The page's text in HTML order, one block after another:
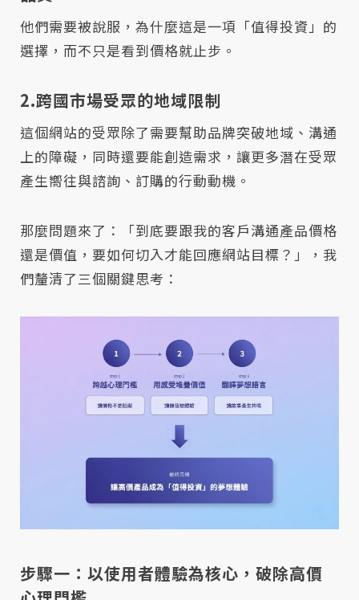
他們需要被說服，為什麼這是一項「值得投資」的
選擇，而不只是看到價格就止步。
2.跨國市場受眾的地域限制
這個網站的受眾除了需要幫助品牌突破地域、溝通
上的障礙，同時還要能創造需求，讓更多潛在受眾
產生嚮往與諮詢、訂購的行動動機。
那麼問題來了：「到底要跟我的客戶溝通產品價格
還是價值，要如何切入才能回應網站目標？」，我
們釐清了三個關鍵思考：
步驟一：以使用者體驗為核心，破除高價